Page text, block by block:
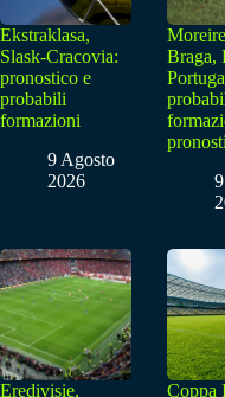
Ekstraklasa,
Slask-Cracovia:
pronostico e
probabili
formazioni
9 Agosto
2026
Braga,
Eredivisie,
Coppa